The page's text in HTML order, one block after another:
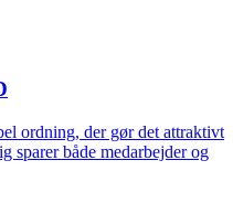
ordning, der gør det attraktivt
sparer både medarbejder og